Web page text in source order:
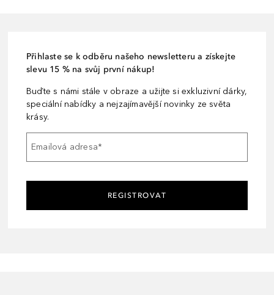
Přihlaste se k odběru našeho newsletteru a získejte
slevu 15 % na svůj první nákup!
Buďte s námi stále v obraze a užijte si exkluzivní dárky,
speciální nabídky a nejzajímavější novinky ze světa
krásy.
Emailová adresa*
REGISTROVAT